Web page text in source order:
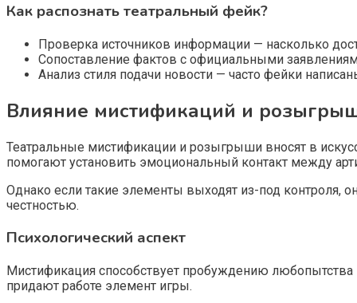
Как распознать театральный фейк?
Проверка источников информации — насколько
Сопоставление фактов с официальными
Анализ стиля подачи новости — часто фейки
Влияние мистификаций и
Театральные мистификации и розыгрыши вносят в
помогают установить эмоциональный контакт между
Однако если такие элементы выходят из-под контроля,
честностью.
Психологический аспект
Мистификация способствует пробуждению
придают работе элемент игры.